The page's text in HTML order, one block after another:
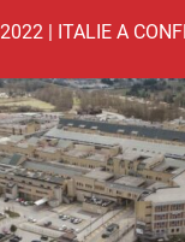
ITALIE A